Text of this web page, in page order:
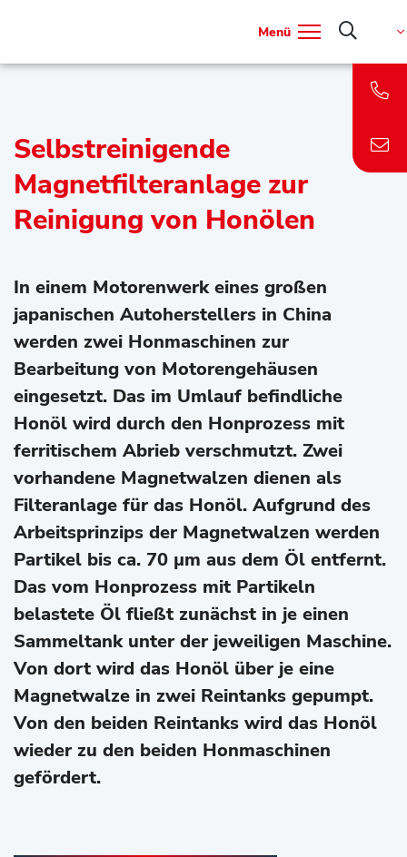
Menü
Selbstreinigende
Magnetfilteranlage zur
Reinigung von Honölen
In einem Motorenwerk eines großen
japanischen Autoherstellers in China
werden zwei Honmaschinen zur
Bearbeitung von Motorengehäusen
eingesetzt. Das im Umlauf befindliche
Honöl wird durch den Honprozess mit
ferritischem Abrieb verschmutzt. Zwei
vorhandene Magnetwalzen dienen als
Filteranlage für das Honöl. Aufgrund des
Arbeitsprinzips der Magnetwalzen werden
Partikel bis ca. 70 µm aus dem Öl entfernt.
Das vom Honprozess mit Partikeln
belastete Öl fließt zunächst in je einen
Sammeltank unter der jeweiligen Maschine.
Von dort wird das Honöl über je eine
Magnetwalze in zwei Reintanks gepumpt.
Von den beiden Reintanks wird das Honöl
wieder zu den beiden Honmaschinen
gefördert.